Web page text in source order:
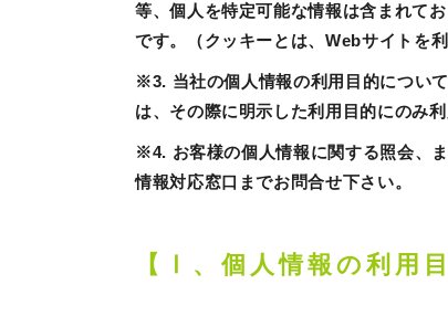
等、個人を特定可能な情報は含まれて
です。（クッキーとは、Webサイトを
※3. 当社の個人情報の利用目的につい
は、その際に明示した利用目的にのみ利
※4. お客様の個人情報に関する照会、
情報対応窓口までお問合せ下さい。
【Ⅰ、個人情報の利用目